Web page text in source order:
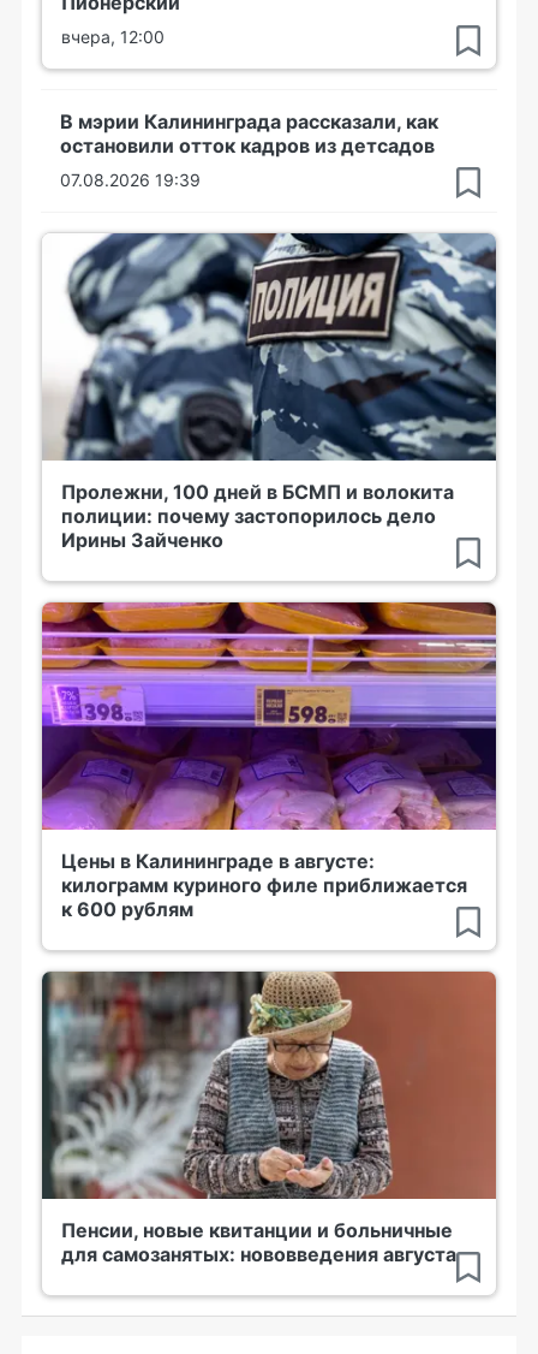
вчера, 12:00
В мэрии Калининграда рассказали, как
остановили отток кадров из детсадов
07.08.2026 19:39
Пролежни, 100 дней в БСМП и волокита
полиции: почему застопорилось дело
Ирины Зайченко
Цены в Калининграде в августе:
килограмм куриного филе приближается
к 600 рублям
Пенсии, новые квитанции и больничные
для самозанятых: нововведения августа